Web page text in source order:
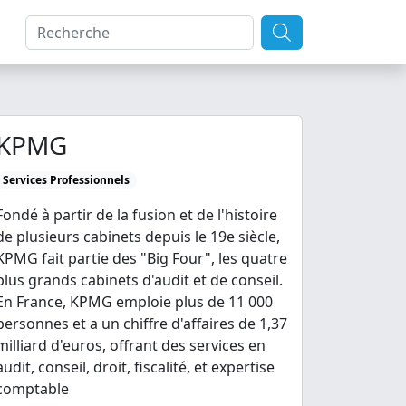
Services Professionnels
à partir de la fusion et de l'histoire
plusieurs cabinets depuis le 19e siècle,
fait partie des "Big Four", les quatre
grands cabinets d'audit et de conseil.
France, KPMG emploie plus de 11 000
et a un chiffre d'affaires de 1,37
d'euros, offrant des services en
conseil, droit, fiscalité, et expertise